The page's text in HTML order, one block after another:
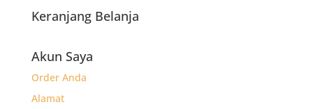
Keranjang Belanja
Akun Saya
Order Anda
Alamat